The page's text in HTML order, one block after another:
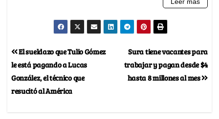
Sura tiene vacantes para
trabajar y pagan desde $4
hasta 8 millones al mes
El sueldazo que Tulio Gómez
le está pagando a Lucas
González, el técnico que
resucitó al América